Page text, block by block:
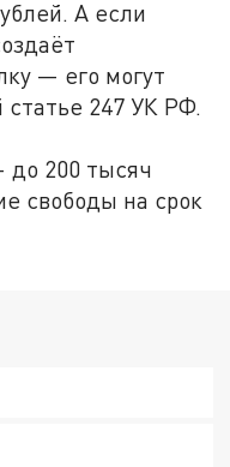
А если
— его могут
статье 247 УК РФ.
до 200 тысяч
свободы на срок